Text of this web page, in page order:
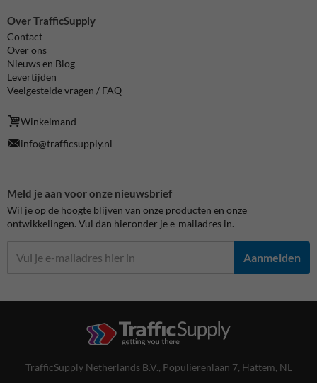
Over TrafficSupply
Contact
Over ons
Nieuws en Blog
Levertijden
Veelgestelde vragen / FAQ
Winkelmand
info@trafficsupply.nl
Meld je aan voor onze nieuwsbrief
Wil je op de hoogte blijven van onze producten en onze
ontwikkelingen. Vul dan hieronder je e-mailadres in.
Aanmelden
TrafficSupply Netherlands B.V., Populierenlaan 7, Hattem, NL